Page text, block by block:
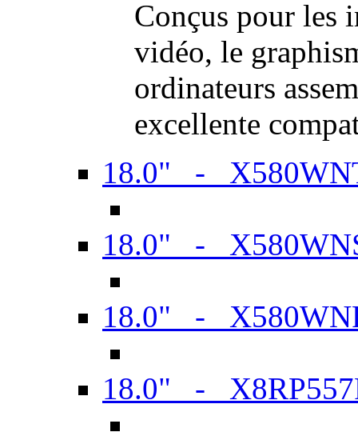
Conçus pour les
vidéo, le
ordinateurs
excellente
18.0" -
18.0" -
18.0" -
18.0" -